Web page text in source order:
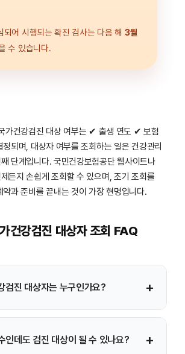
되어 시행되는 확진 검사는 다음 해 3월
수 있습니다.
가건강검진 대상 여부는 ✔ 출생 연도 ✔ 보험
되며, 대상자 여부를 조회하는 일은 건강관리
단계입니다. 국민건강보험공단 웹사이트나
든지 손쉽게 조회할 수 있으며, 조기 조회를
과 준비를 끝내는 것이 가장 현명입니다.
건강검진 대상자 조회 FAQ
진 대상자는 누구인가요? +
기본적으로 국가건강검진 대상자에
인데도 검진 대상이 될 수 있나요? +